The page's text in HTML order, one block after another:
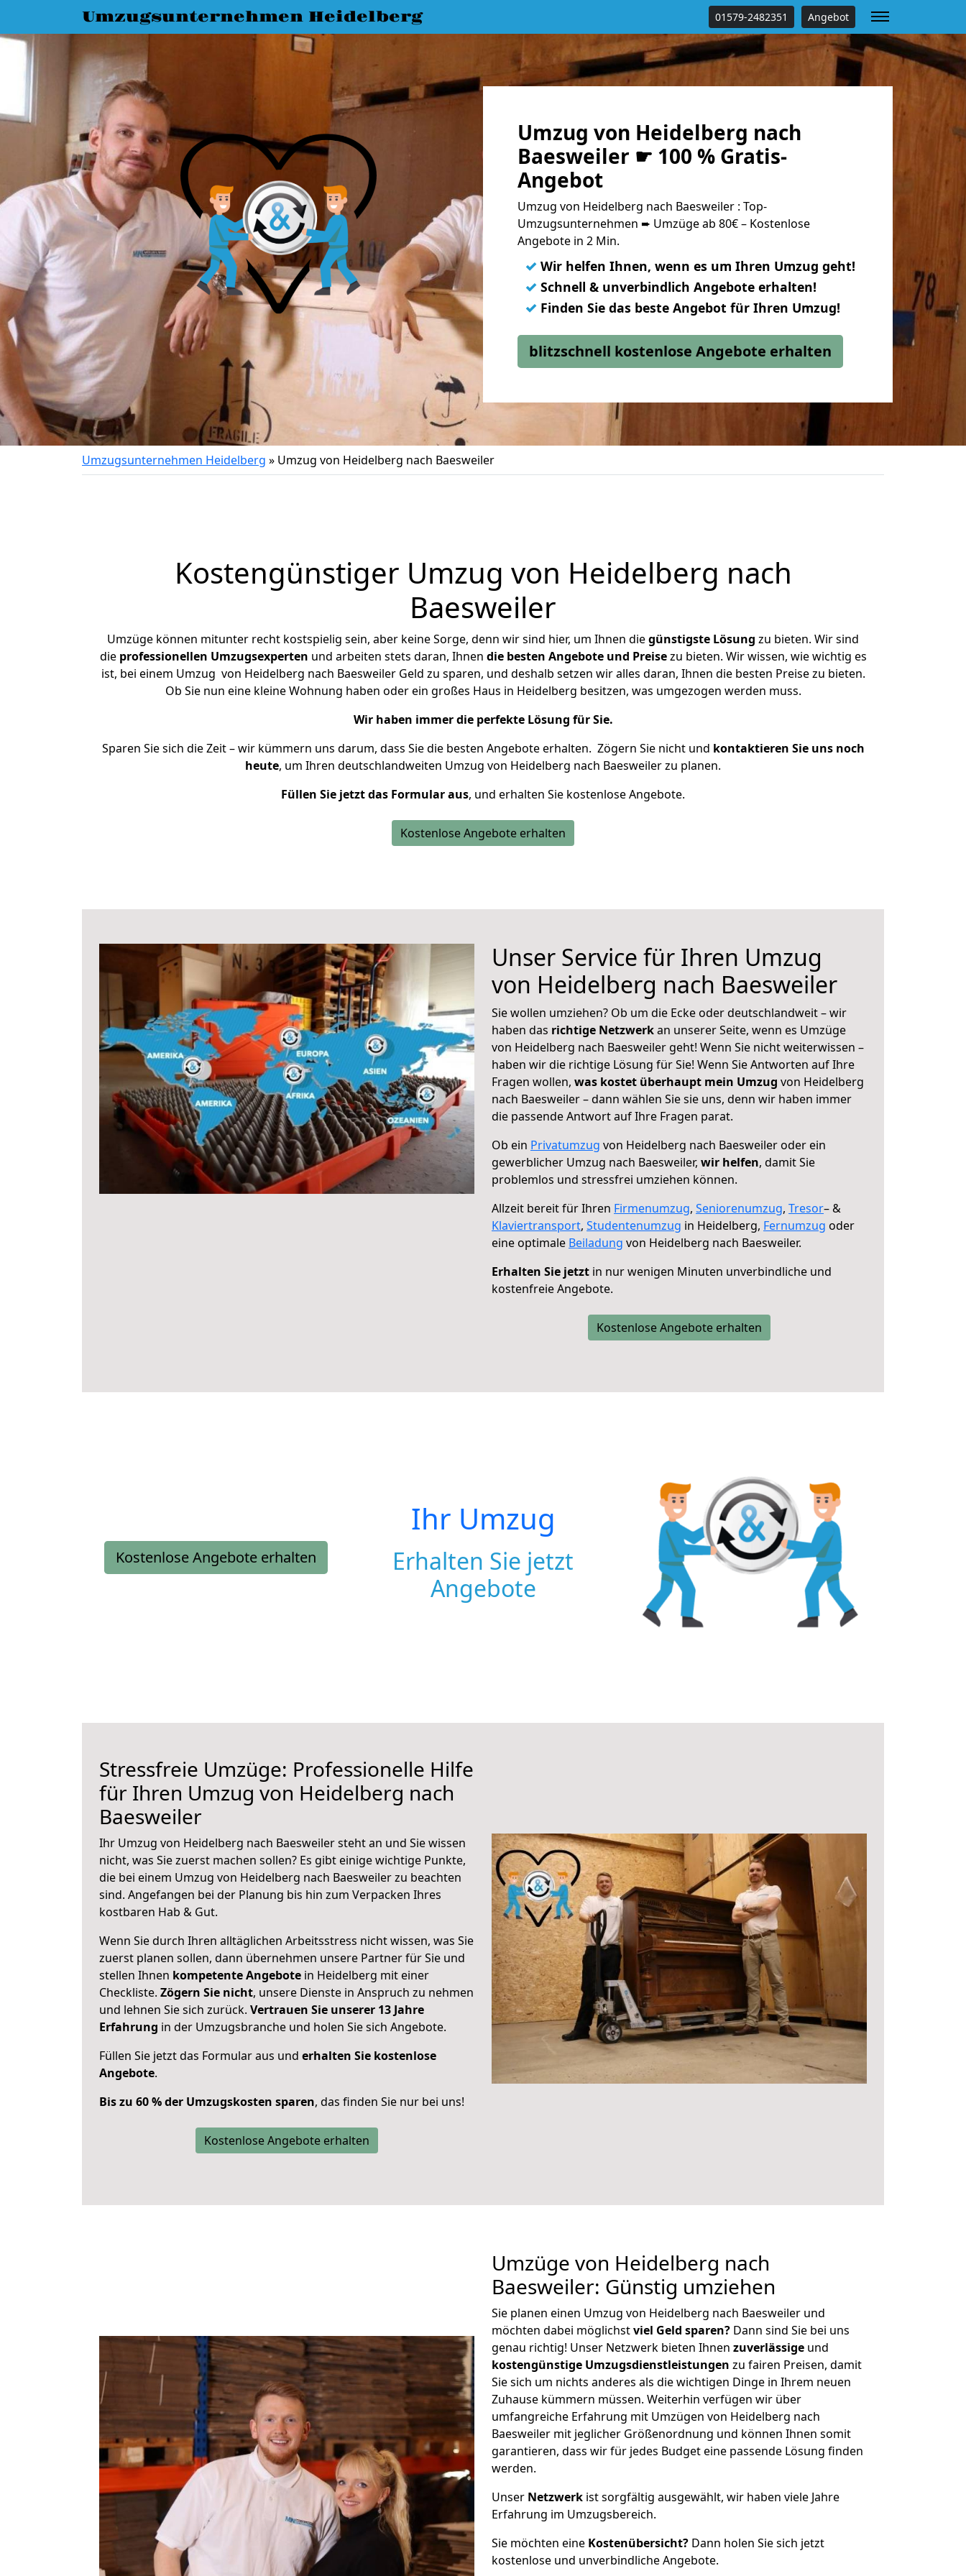
Umzugsunternehmen Heidelberg 01579-2482351 Angebot
Umzug von Heidelberg nach
Baesweiler ☛ 100 % Gratis-
Angebot
Umzug von Heidelberg nach Baesweiler : Top-
Umzugsunternehmen ➨ Umzüge ab 80€ – Kostenlose
Angebote in 2 Min.
✓ Wir helfen Ihnen, wenn es um Ihren Umzug geht!
✓ Schnell & unverbindlich Angebote erhalten!
✓ Finden Sie das beste Angebot für Ihren Umzug!
blitzschnell kostenlose Angebote erhalten
Umzugsunternehmen Heidelberg » Umzug von Heidelberg nach Baesweiler
Kostengünstiger Umzug von Heidelberg nach
Baesweiler
Umzüge können mitunter recht kostspielig sein, aber keine Sorge, denn wir sind hier, um Ihnen diegünstigste Lösung zu bieten. Wir sind
die professionellen Umzugsexperten und arbeiten stets daran, Ihnen die besten Angebote und Preisezu bieten. Wir wissen, wie wichtig es
ist, bei einem Umzug von Heidelberg nach Baesweiler Geld zu sparen, und deshalb setzen wir alles daran, Ihnen die besten Preise zu bieten.
Ob Sie nun eine kleine Wohnung haben oder ein großes Haus in Heidelberg besitzen, was umgezogen werden muss.
Wir haben immer die perfekte Lösung für Sie.
Sparen Sie sich die Zeit – wir kümmern uns darum, dass Sie die besten Angebote erhalten. Zögern Sie nicht und kontaktieren Sie uns noch
heute, um Ihren deutschlandweiten Umzug von Heidelberg nach Baesweiler zu planen.
Füllen Sie jetzt das Formular aus, und erhalten Sie kostenlose Angebote.
Kostenlose Angebote erhalten
Unser Service für Ihren Umzug
von Heidelberg nach Baesweiler
Sie wollen umziehen? Ob um die Ecke oder deutschlandweit – wir
haben das richtige Netzwerkan unserer Seite, wenn es Umzüge
von Heidelberg nach Baesweiler geht! Wenn Sie nicht weiterwissen –
haben wir die richtige Lösung für Sie! Wenn Sie Antworten auf Ihre
Fragen wollen, was kostet überhaupt mein Umzug von Heidelberg
nach Baesweiler – dann wählen Sie sie uns, denn wir haben immer
die passende Antwort auf Ihre Fragen parat.
Ob ein Privatumzug von Heidelberg nach Baesweiler oder ein
gewerblicher Umzug nach Baesweiler, wir helfen, damit Sie
problemlos und stressfrei umziehen können.
Allzeit bereit für Ihren Firmenumzug, Seniorenumzug, Tresor– &
Klaviertransport, Studentenumzug in Heidelberg, Fernumzug oder
eine optimale Beiladung von Heidelberg nach Baesweiler.
Erhalten Sie jetzt in nur wenigen Minuten unverbindliche und
kostenfreie Angebote.
Kostenlose Angebote erhalten
Kostenlose Angebote erhalten
Ihr Umzug
Erhalten Sie jetzt
Angebote
Stressfreie Umzüge: Professionelle Hilfe
für Ihren Umzug von Heidelberg nach
Baesweiler
Ihr Umzug von Heidelberg nach Baesweiler steht an und Sie wissen
nicht, was Sie zuerst machen sollen? Es gibt einige wichtige Punkte,
die bei einem Umzug von Heidelberg nach Baesweiler zu beachten
sind. Angefangen bei der Planung bis hin zum Verpacken Ihres
kostbaren Hab & Gut.
Wenn Sie durch Ihren alltäglichen Arbeitsstress nicht wissen, was Sie
zuerst planen sollen, dann übernehmen unsere Partner für Sie und
stellen Ihnen kompetente Angebote in Heidelberg mit einer
Checkliste. Zögern Sie nicht, unsere Dienste in Anspruch zu nehmen
und lehnen Sie sich zurück. Vertrauen Sie unserer 13 Jahre
Erfahrung in der Umzugsbranche und holen Sie sich Angebote.
Füllen Sie jetzt das Formular aus und erhalten Sie kostenlose
Angebote.
Bis zu 60 % der Umzugskosten sparen, das finden Sie nur bei uns!
Kostenlose Angebote erhalten
Umzüge von Heidelberg nach
Baesweiler: Günstig umziehen
Sie planen einen Umzug von Heidelberg nach Baesweiler und
möchten dabei möglichstviel Geld sparen? Dann sind Sie bei uns
genau richtig! Unser Netzwerk bieten Ihnen zuverlässige und
kostengünstige Umzugsdienstleistungen zu fairen Preisen, damit
Sie sich um nichts anderes als die wichtigen Dinge in Ihrem neuen
Zuhause kümmern müssen. Weiterhin verfügen wir über
umfangreiche Erfahrung mit Umzügen von Heidelberg nach
Baesweiler mit jeglicher Größenordnung und können Ihnen somit
garantieren, dass wir für jedes Budget eine passende Lösung finden
werden.
Unser Netzwerk ist sorgfältig ausgewählt, wir haben viele Jahre
Erfahrung im Umzugsbereich.
Sie möchten eine Kostenübersicht? Dann holen Sie sich jetzt
kostenlose und unverbindliche Angebote.